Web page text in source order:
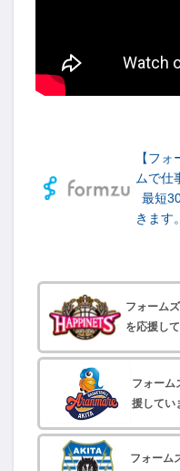
【フ
ムで仕
最短
きます。
フォーム
を応援し
フォーム
援してい
フォーム